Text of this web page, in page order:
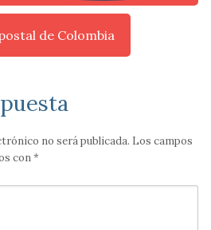
de Colombia
no será publicada. Los campos
con*